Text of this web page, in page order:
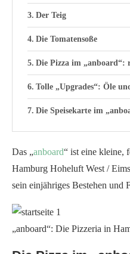
Der Teig
Die Tomatensoße
Die Pizza im „anboard“:
Tolle „Upgrades“: Öle
Die Speisekarte im
Das „anboard“ ist eine kleine,
Hamburg Hoheluft West /
sein einjähriges Bestehen und
„anboard“: Die Pizzeria in